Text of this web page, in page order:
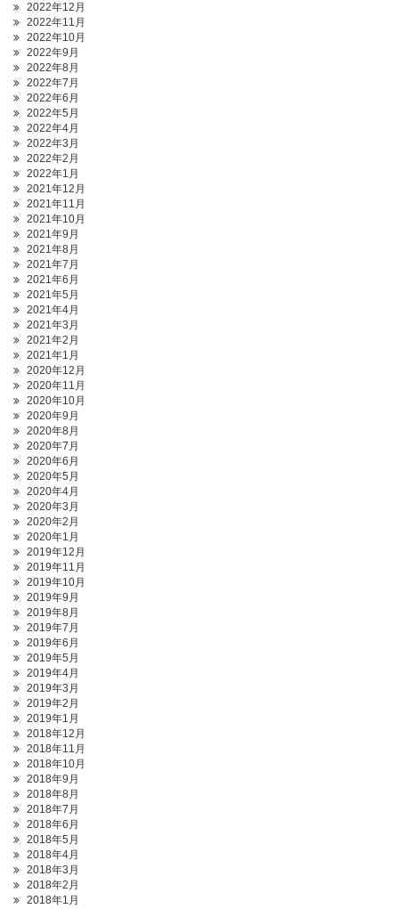
2022年12月
2022年11月
2022年10月
2022年9月
2022年8月
2022年7月
2022年6月
2022年5月
2022年4月
2022年3月
2022年2月
2022年1月
2021年12月
2021年11月
2021年10月
2021年9月
2021年8月
2021年7月
2021年6月
2021年5月
2021年4月
2021年3月
2021年2月
2021年1月
2020年12月
2020年11月
2020年10月
2020年9月
2020年8月
2020年7月
2020年6月
2020年5月
2020年4月
2020年3月
2020年2月
2020年1月
2019年12月
2019年11月
2019年10月
2019年9月
2019年8月
2019年7月
2019年6月
2019年5月
2019年4月
2019年3月
2019年2月
2019年1月
2018年12月
2018年11月
2018年10月
2018年9月
2018年8月
2018年7月
2018年6月
2018年5月
2018年4月
2018年3月
2018年2月
2018年1月